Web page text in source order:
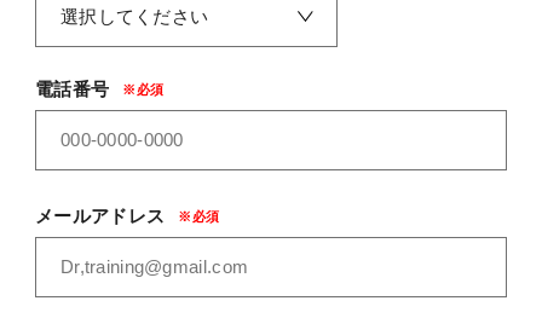
電話番号
メールアドレス